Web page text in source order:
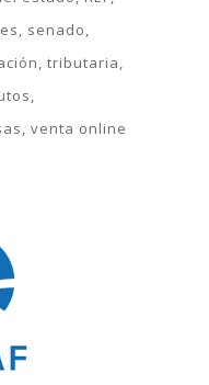
senado
tributaria
venta online